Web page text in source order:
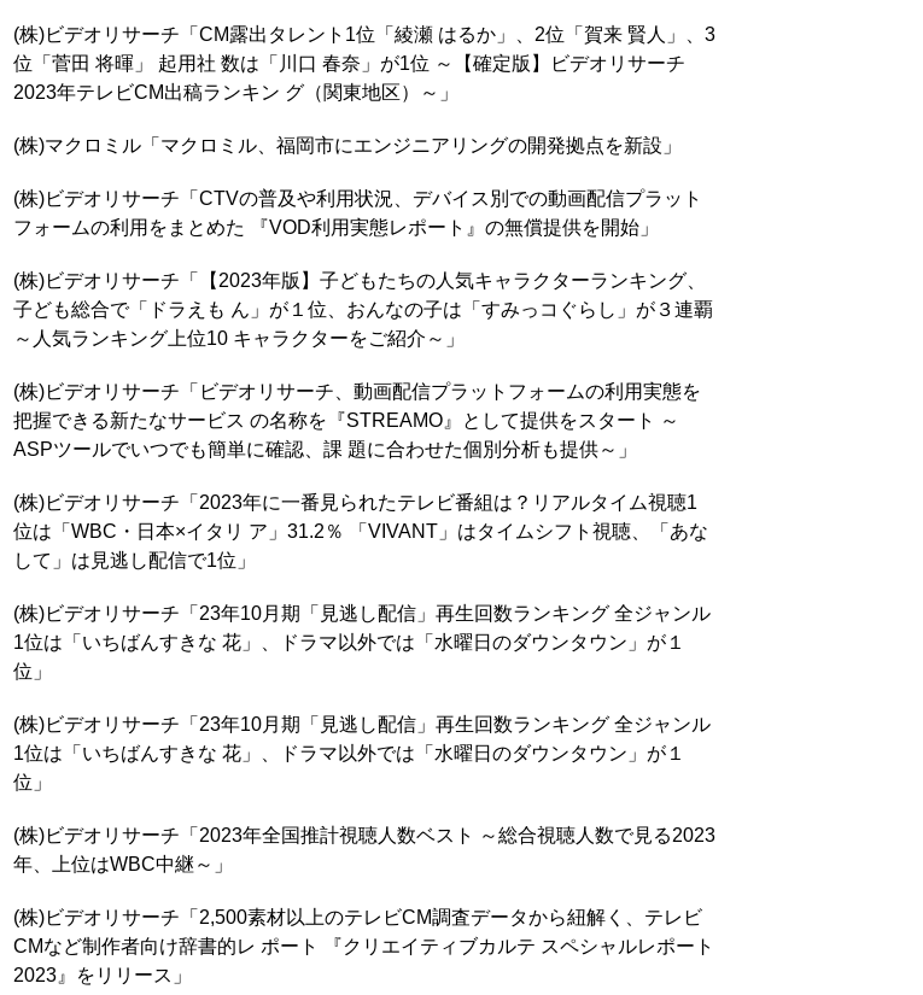
(株)ビデオリサーチ「CM露出タレント1位「綾瀬 はるか」、2位「賀来 賢人」、3
位「菅田 将暉」 起用社 数は「川口 春奈」が1位 ～【確定版】ビデオリサーチ
2023年テレビCM出稿ランキン グ（関東地区）～」
(株)マクロミル「マクロミル、福岡市にエンジニアリングの開発拠点を新設」
(株)ビデオリサーチ「CTVの普及や利用状況、デバイス別での動画配信プラット
フォームの利用をまとめた 『VOD利用実態レポート』の無償提供を開始」
(株)ビデオリサーチ「【2023年版】子どもたちの人気キャラクターランキング、
子ども総合で「ドラえも ん」が１位、おんなの子は「すみっコぐらし」が３連覇
～人気ランキング上位10 キャラクターをご紹介～」
(株)ビデオリサーチ「ビデオリサーチ、動画配信プラットフォームの利用実態を
把握できる新たなサービス の名称を『STREAMO』として提供をスタート ～
ASPツールでいつでも簡単に確認、課 題に合わせた個別分析も提供～」
(株)ビデオリサーチ「2023年に一番見られたテレビ番組は？リアルタイム視聴1
位は「WBC・日本×イタリ ア」31.2％ 「VIVANT」はタイムシフト視聴、「あな
して」は見逃し配信で1位」
(株)ビデオリサーチ「23年10月期「見逃し配信」再生回数ランキング 全ジャンル
1位は「いちばんすきな 花」、ドラマ以外では「水曜日のダウンタウン」が１
位」
(株)ビデオリサーチ「23年10月期「見逃し配信」再生回数ランキング 全ジャンル
1位は「いちばんすきな 花」、ドラマ以外では「水曜日のダウンタウン」が１
位」
(株)ビデオリサーチ「2023年全国推計視聴人数ベスト ～総合視聴人数で見る2023
年、上位はWBC中継～」
(株)ビデオリサーチ「2,500素材以上のテレビCM調査データから紐解く、テレビ
CMなど制作者向け辞書的レ ポート 『クリエイティブカルテ スペシャルレポート
2023』をリリース」